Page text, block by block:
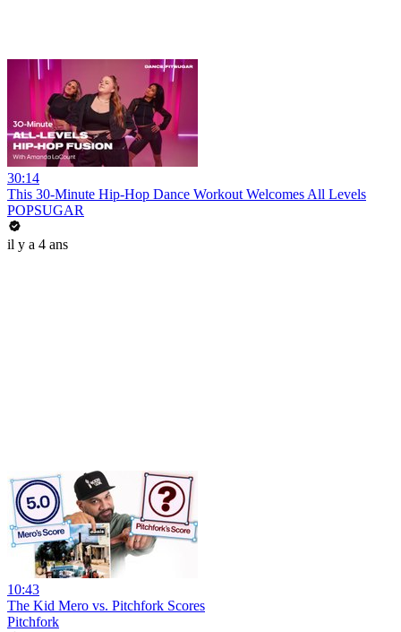
30:14
This 30-Minute Hip-Hop Dance Workout Welcomes All Levels
POPSUGAR
il y a 4 ans
10:43
The Kid Mero vs. Pitchfork Scores
Pitchfork